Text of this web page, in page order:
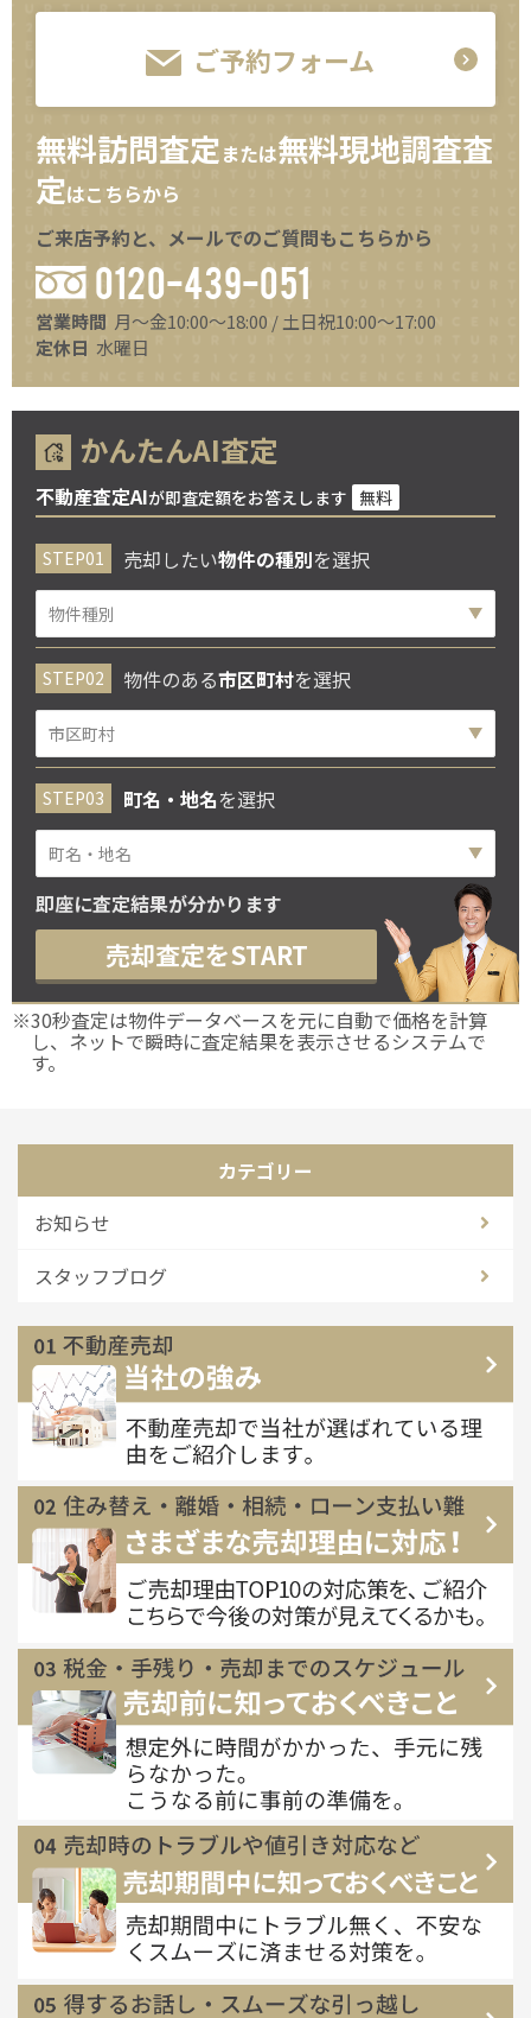
ご予約フォーム
無料訪問査定または無料現地調査査
定はこちらから
ご来店予約と、メールでのご質問もこちらから
0120-439-051
営業時間 月～金10:00～18:00 / 土日祝10:00～17:00
定休日 水曜日
かんたんAI査定
不動産査定AIが即査定額をお答えします 無料
売却したい物件の種別を選択
物件のある市区町村を選択
町名・地名を選択
即座に査定結果が分かります
売却査定をSTART
※30秒査定は物件データベースを元に自動で価格を計算
し、ネットで瞬時に査定結果を表示させるシステムで
す。
カテゴリー
お知らせ
スタッフブログ